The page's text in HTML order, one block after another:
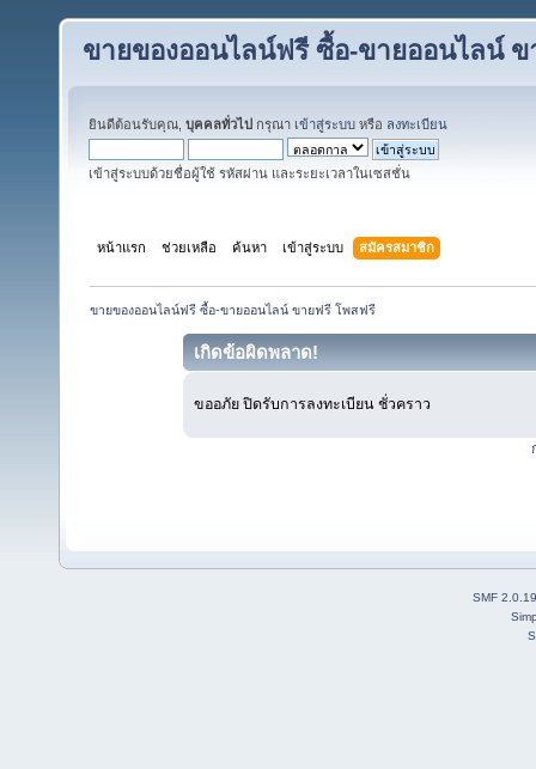
ขายของออนไลน์ฟรี ซื้อ-ขายออนไลน์
ยินดีต้อนรับคุณ, บุคคลทั่วไป กรุณา เข้าสู่ระบบ หรือ ลงทะเบียน
เข้าสู่ระบบด้วยชื่อผู้ใช้ รหัสผ่าน และระยะเวลาในเซสชั่น
หน้าแรก ช่วยเหลือ ค้นหา เข้าสู่ระบบ สมัครสมาชิก
ขายของออนไลน์ฟรี ซื้อ-ขายออนไลน์ ขายฟรี โพสฟรี
เกิดข้อผิดพลาด!
ขออภัย ปิดรับการลงทะเบียน ชั่วคราว
SMF 2.0.19